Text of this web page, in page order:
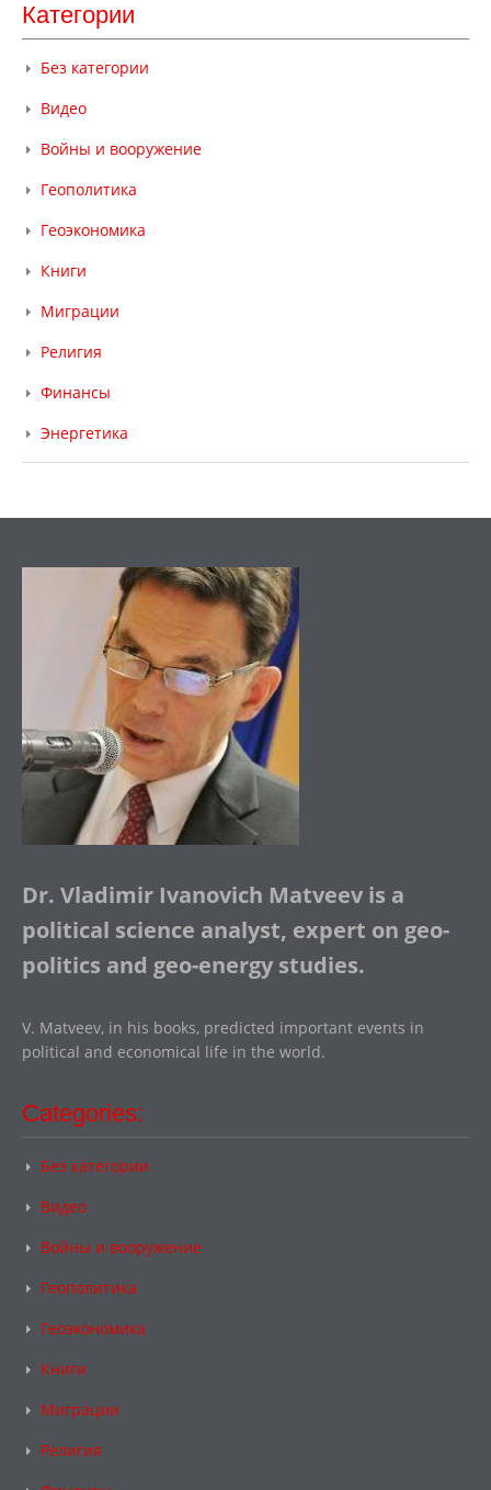
Категории
Без категории
Видео
Войны и вооружение
Геополитика
Геоэкономика
Книги
Миграции
Религия
Финансы
Энергетика
Dr. Vladimir Ivanovich Matveev is a
political science analyst, expert on geo-
politics and geo-energy studies.
V. Matveev, in his books, predicted important events in
political and economical life in the world.
Categories:
Без категории
Видео
Войны и вооружение
Геополитика
Геоэкономика
Книги
Миграции
Религия